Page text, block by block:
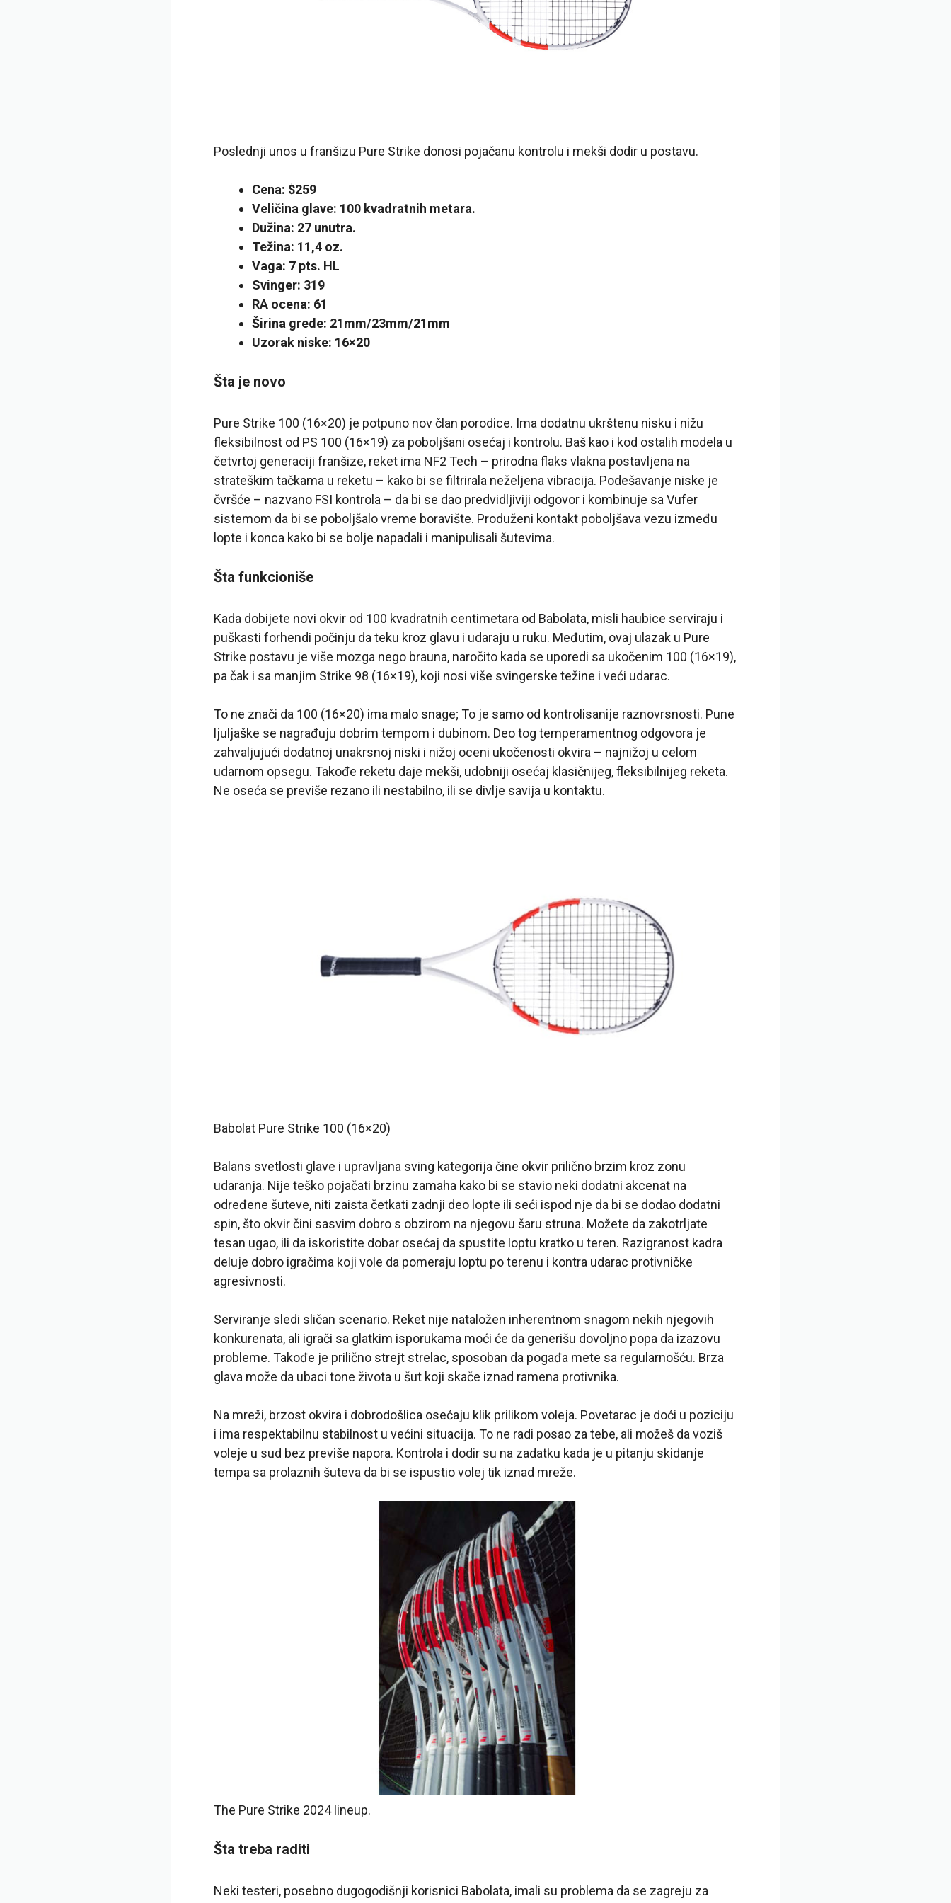
Poslednji unos u franšizu Pure Strike donosi pojačanu kontrolu i mekši dodir u postavu.
Cena: $259
Veličina glave: 100 kvadratnih metara.
Dužina: 27 unutra.
Težina: 11,4 oz.
Vaga: 7 pts. HL
Svinger: 319
RA ocena: 61
Širina grede: 21mm/23mm/21mm
Uzorak niske: 16×20
Šta je novo
Pure Strike 100 (16×20) je potpuno nov član porodice. Ima dodatnu ukrštenu nisku i nižu
fleksibilnost od PS 100 (16×19) za poboljšani osećaj i kontrolu. Baš kao i kod ostalih modela u
četvrtoj generaciji franšize, reket ima NF2 Tech – prirodna flaks vlakna postavljena na
strateškim tačkama u reketu – kako bi se filtrirala neželjena vibracija. Podešavanje niske je
čvršće – nazvano FSI kontrola – da bi se dao predvidljiviji odgovor i kombinuje sa Vufer
sistemom da bi se poboljšalo vreme boravište. Produženi kontakt poboljšava vezu između
lopte i konca kako bi se bolje napadali i manipulisali šutevima.
Šta funkcioniše
Kada dobijete novi okvir od 100 kvadratnih centimetara od Babolata, misli haubice serviraju i
puškasti forhendi počinju da teku kroz glavu i udaraju u ruku. Međutim, ovaj ulazak u Pure
Strike postavu je više mozga nego brauna, naročito kada se uporedi sa ukočenim 100 (16×19),
pa čak i sa manjim Strike 98 (16×19), koji nosi više svingerske težine i veći udarac.
To ne znači da 100 (16×20) ima malo snage; To je samo od kontrolisanije raznovrsnosti. Pune
ljuljaške se nagrađuju dobrim tempom i dubinom. Deo tog temperamentnog odgovora je
zahvaljujući dodatnoj unakrsnoj niski i nižoj oceni ukočenosti okvira – najnižoj u celom
udarnom opsegu. Takođe reketu daje mekši, udobniji osećaj klasičnijeg, fleksibilnijeg reketa.
Ne oseća se previše rezano ili nestabilno, ili se divlje savija u kontaktu.
Babolat Pure Strike 100 (16×20)
Balans svetlosti glave i upravljana sving kategorija čine okvir prilično brzim kroz zonu
udaranja. Nije teško pojačati brzinu zamaha kako bi se stavio neki dodatni akcenat na
određene šuteve, niti zaista četkati zadnji deo lopte ili seći ispod nje da bi se dodao dodatni
spin, što okvir čini sasvim dobro s obzirom na njegovu šaru struna. Možete da zakotrljate
tesan ugao, ili da iskoristite dobar osećaj da spustite loptu kratko u teren. Razigranost kadra
deluje dobro igračima koji vole da pomeraju loptu po terenu i kontra udarac protivničke
agresivnosti.
Serviranje sledi sličan scenario. Reket nije nataložen inherentnom snagom nekih njegovih
konkurenata, ali igrači sa glatkim isporukama moći će da generišu dovoljno popa da izazovu
probleme. Takođe je prilično strejt strelac, sposoban da pogađa mete sa regularnošću. Brza
glava može da ubaci tone života u šut koji skače iznad ramena protivnika.
Na mreži, brzost okvira i dobrodošlica osećaju klik prilikom voleja. Povetarac je doći u poziciju
i ima respektabilnu stabilnost u većini situacija. To ne radi posao za tebe, ali možeš da voziš
voleje u sud bez previše napora. Kontrola i dodir su na zadatku kada je u pitanju skidanje
tempa sa prolaznih šuteva da bi se ispustio volej tik iznad mreže.
The Pure Strike 2024 lineup.
Šta treba raditi
Neki testeri, posebno dugogodišnji korisnici Babolata, imali su problema da se zagreju za